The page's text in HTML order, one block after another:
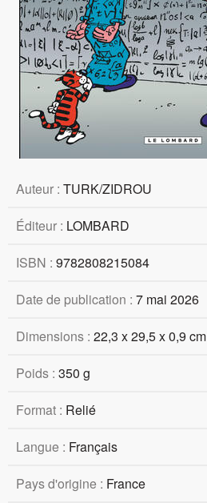
Auteur : TURK/ZIDROU
Éditeur : LOMBARD
ISBN : 9782808215084
Date de publication : 7 mai 2026
Dimensions : 22,3 x 29,5 x 0,9 cm
Poids : 350 g
Format : Relié
Langue : Français
Pays d'origine : France